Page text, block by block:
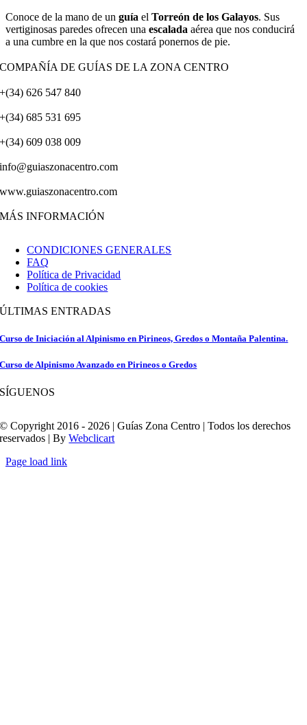
Conoce de la mano de un guía el Torreón de los Galayos. Sus
vertiginosas paredes ofrecen una escalada aérea que nos conducirá
a una cumbre en la que nos costará ponernos de pie.
COMPAÑÍA DE GUÍAS DE LA ZONA CENTRO
+(34) 626 547 840
+(34) 685 531 695
+(34) 609 038 009
info@guiaszonacentro.com
www.guiaszonacentro.com
MÁS INFORMACIÓN
CONDICIONES GENERALES
FAQ
Política de Privacidad
Política de cookies
ÚLTIMAS ENTRADAS
Curso de Iniciación al Alpinismo en Pirineos, Gredos o Montaña Palentina.
Curso de Alpinismo Avanzado en Pirineos o Gredos
SÍGUENOS
© Copyright 2016 - 2026 | Guías Zona Centro | Todos los derechos
reservados | ByWebclicart
Page load link